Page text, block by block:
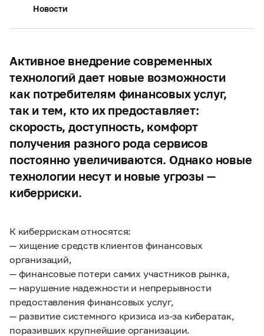
Новости
Активное внедрение современных
технологий дает новые возможности
как потребителям финансовых услуг,
так и тем, кто их предоставляет:
скорость, доступность, комфорт
получения разного рода сервисов
постоянно увеличиваются. Однако новые
технологии несут и новые угрозы —
киберриски.
К киберрискам относятся:
— хищение средств клиентов финансовых
организаций,
— финансовые потери самих участников рынка,
— нарушение надежности и непрерывности
предоставления финансовых услуг,
— развитие системного кризиса из-за кибератак,
поразивших крупнейшие организации.